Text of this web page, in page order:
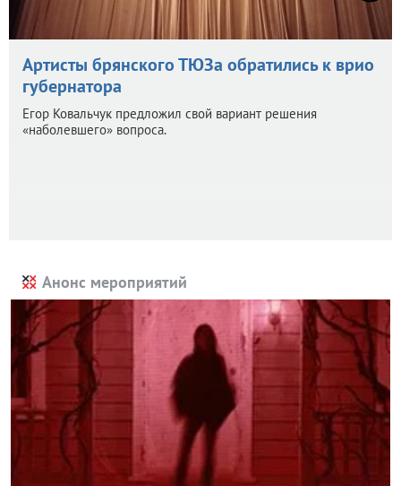
Артисты брянского ТЮЗа обратились к врио
губернатора
Егор Ковальчук предложил свой вариант решения
«наболевшего» вопроса.
Анонс мероприятий